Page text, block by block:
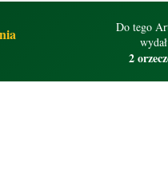
Do tego
wydał
2